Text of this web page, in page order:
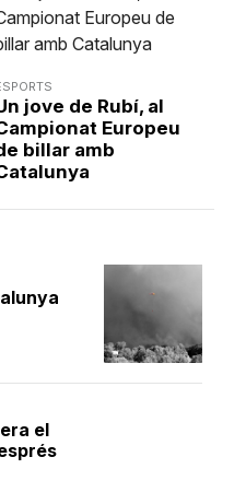
el
jove de Rubí, al
Europeu
billar amb